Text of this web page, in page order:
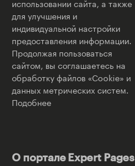
использовании сайта, а также
для улучшения и
индивидуальной настройки
предоставления информации.
Продолжая пользоваться
сайтом, вы соглашаетесь на
обработку файлов «Cookie» и
данных метрических систем.
Подобнее
О портале Expert Pages